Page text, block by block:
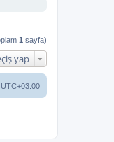
1 sayfa)
yap
UTC+03:00